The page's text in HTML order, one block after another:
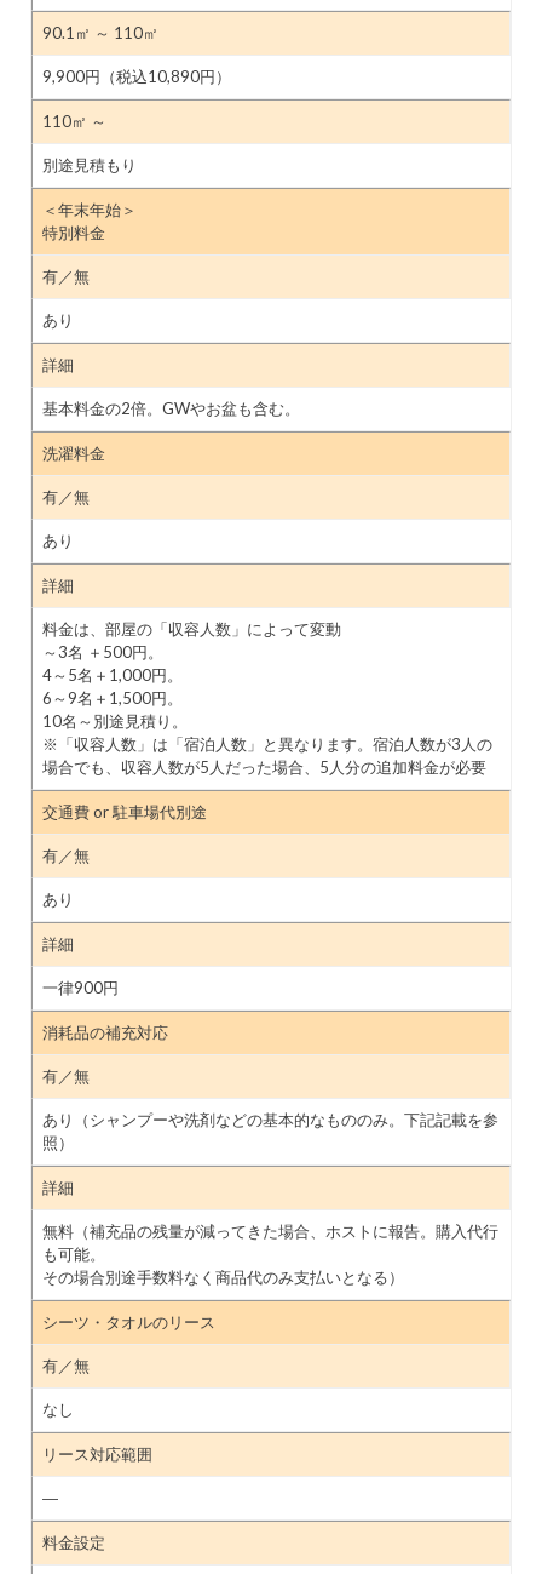
90.1㎡ ～ 110㎡
9,900円（税込10,890円）
110㎡ ～
別途見積もり
＜年末年始＞
特別料金
有／無
あり
詳細
基本料金の2倍。GWやお盆も含む。
洗濯料金
有／無
あり
詳細
料金は、部屋の「収容人数」によって変動
～3名 ＋500円。
4～5名＋1,000円。
6～9名＋1,500円。
10名～別途見積り。
※「収容人数」は「宿泊人数」と異なります。宿泊人数が3人の
場合でも、収容人数が5人だった場合、5人分の追加料金が必要
交通費 or 駐車場代別途
有／無
あり
詳細
一律900円
消耗品の補充対応
有／無
あり（シャンプーや洗剤などの基本的なもののみ。下記記載を参
照）
詳細
無料（補充品の残量が減ってきた場合、ホストに報告。購入代行
も可能。
その場合別途手数料なく商品代のみ支払いとなる）
シーツ・タオルのリース
有／無
なし
リース対応範囲
―
料金設定